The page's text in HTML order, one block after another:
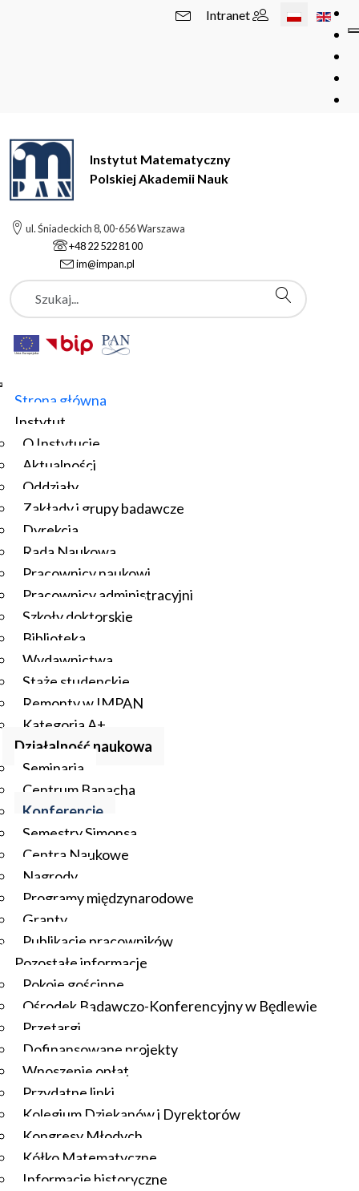
Wybierz swój
Intranet
Instytut Matematyczny
Polskiej Akademii Nauk
ul. Śniadeckich 8, 00-656 Warszawa
+48 22 522 81 00
im@impan.pl
Szukaj
Strona główna
Instytut
O Instytucie
Aktualności
Oddziały
Zakłady i grupy badawcze
Dyrekcja
Rada Naukowa
Pracownicy naukowi
Pracownicy administracyjni
Szkoły doktorskie
Biblioteka
Wydawnictwa
Staże studenckie
Remonty w IMPAN
Kategoria A+
Działalność naukowa
Seminaria
Centrum Banacha
Konferencje
Semestry Simonsa
Centra Naukowe
Nagrody
Programy międzynarodowe
Granty
Publikacje pracowników
Pozostałe informacje
Pokoje gościnne
Ośrodek Badawczo-Konferencyjny w Będlewie
Przetargi
Dofinansowane projekty
Wnoszenie opłat
Przydatne linki
Kolegium Dziekanów i Dyrektorów
Kongresy Młodych
Kółko Matematyczne
Informacje historyczne